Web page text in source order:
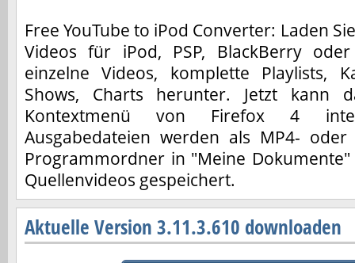
Free YouTube to iPod Converter: Laden
Videos für iPod, PSP, BlackBerry
einzelne Videos, komplette Playlists,
Shows, Charts herunter. Jetzt kann
Kontextmenü von Firefox 4
Ausgabedateien werden als MP4-
Programmordner in "Meine
Quellenvideos gespeichert.
Aktuelle Version 3.11.3.610 downloaden